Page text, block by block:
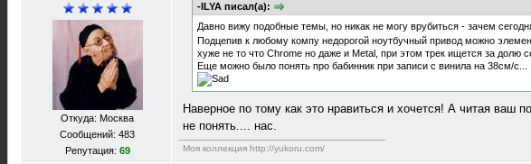
Откуда: Москва
Сообщений: 483
Репутация: 69
-ILYA писал(а):
Давно вижу подобные темы, но никак не могу врубиться - зачем
Подцепив к любому компу недорогой ноутбучный привод можно
хуже не то что Chrome но даже и Metal, при этом трек ищется за долю
Еще можно было понять про бабинник при записи с винила на 38см/с...
Наверное по тому как это нравиться и хочется! А читая ваш
не понять.... нас.
Моя коллекция http://yukoru.com/